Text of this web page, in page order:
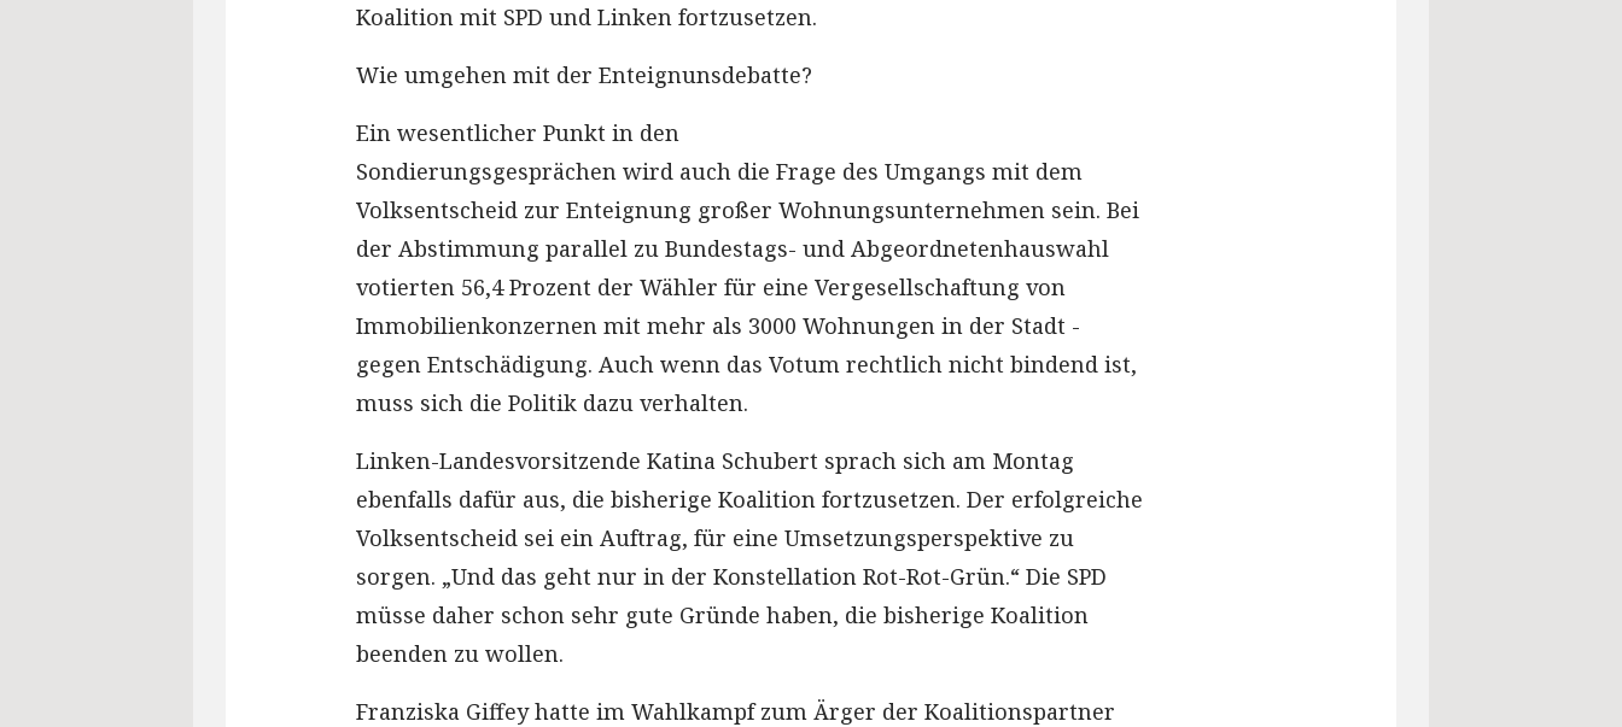
Koalition mit SPD und Linken fortzusetzen.
Wie umgehen mit der Enteignunsdebatte?
Ein wesentlicher Punkt in den
Sondierungsgesprächen wird auch die Frage des Umgangs mit dem
Volksentscheid zur Enteignung großer Wohnungsunternehmen sein. Bei
der Abstimmung parallel zu Bundestags- und Abgeordnetenhauswahl
votierten 56,4 Prozent der Wähler für eine Vergesellschaftung von
Immobilienkonzernen mit mehr als 3000 Wohnungen in der Stadt -
gegen Entschädigung. Auch wenn das Votum rechtlich nicht bindend ist,
muss sich die Politik dazu verhalten.
Linken-Landesvorsitzende Katina Schubert sprach sich am Montag
ebenfalls dafür aus, die bisherige Koalition fortzusetzen. Der erfolgreiche
Volksentscheid sei ein Auftrag, für eine Umsetzungsperspektive zu
sorgen. „Und das geht nur in der Konstellation Rot-Rot-Grün.“ Die SPD
müsse daher schon sehr gute Gründe haben, die bisherige Koalition
beenden zu wollen.
Franziska Giffey hatte im Wahlkampf zum Ärger der Koalitionspartner